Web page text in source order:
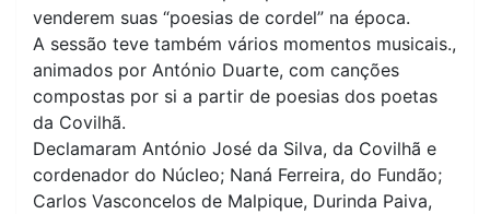
venderem suas “poesias de cordel” na época.
A sessão teve também vários momentos musicais.,
animados por António Duarte, com canções
compostas por si a partir de poesias dos poetas
da Covilhã.
Declamaram António José da Silva, da Covilhã e
cordenador do Núcleo; Naná Ferreira, do Fundão;
Carlos Vasconcelos de Malpique, Durinda Paiva,